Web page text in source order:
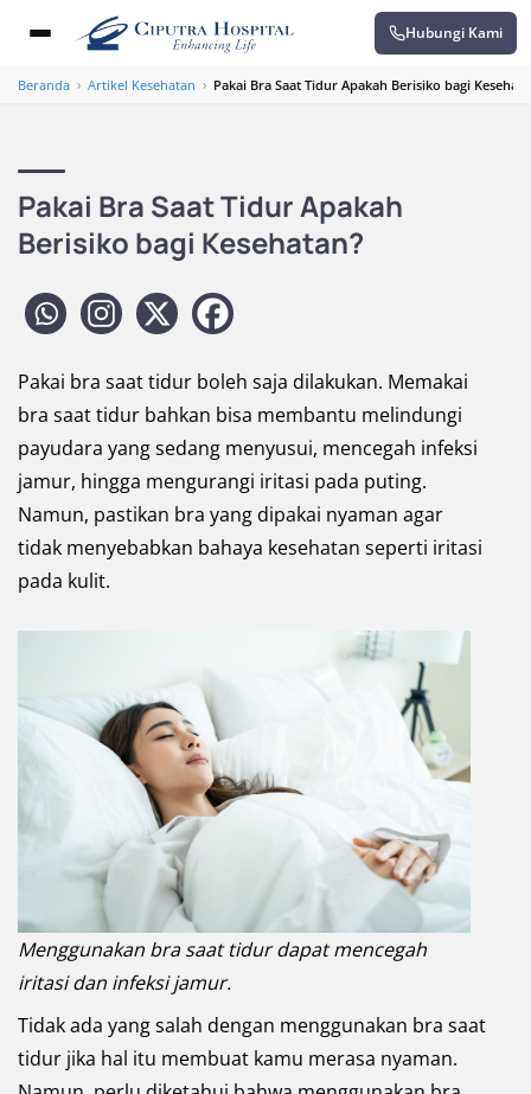
Hubungi Kami
Beranda › Artikel Kesehatan › Pakai Bra Saat Tidur Apakah Berisiko bagi
Pakai Bra Saat Tidur Apakah
Berisiko bagi Kesehatan?
Pakai bra saat tidur boleh saja dilakukan. Memakai
bra saat tidur bahkan bisa membantu melindungi
payudara yang sedang menyusui, mencegah infeksi
jamur, hingga mengurangi iritasi pada puting.
Namun, pastikan bra yang dipakai nyaman agar
tidak menyebabkan bahaya kesehatan seperti iritasi
pada kulit.
Menggunakan bra saat tidur dapat mencegah
iritasi dan infeksi jamur.
Tidak ada yang salah dengan menggunakan bra saat
tidur jika hal itu membuat kamu merasa nyaman.